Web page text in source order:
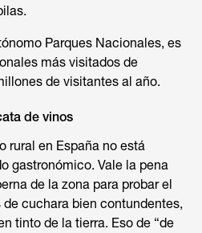
Parques Nacionales, es
más visitados de
de visitantes al año.
de vinos
rural en España no está
gastronómico. Vale la pena
de la zona para probar el
cuchara bien contundentes,
tinto de la tierra. Eso de “de